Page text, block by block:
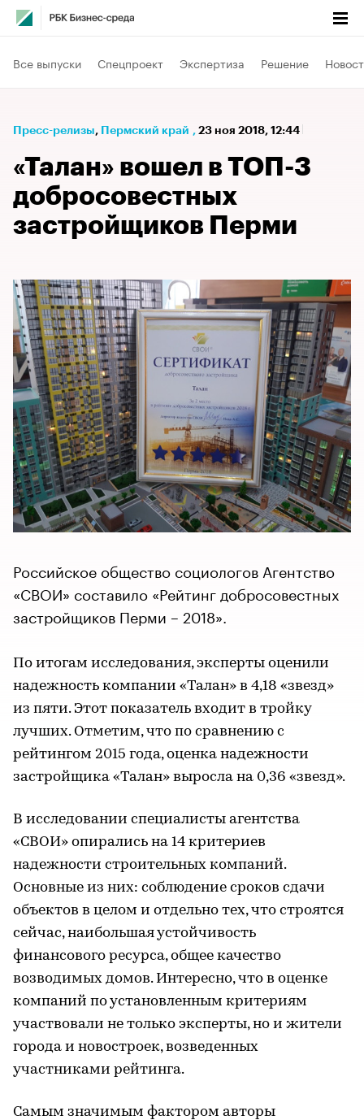
Все выпуски Спецпроект Экспертиза Решение
Пресс-релизы⁠, Пермский край , 23 ноя 2018, 12:44
«Талан» вошел в ТОП-3
добросовестных
застройщиков Перми
Российское общество социологов Агентство
«СВОИ» составило «Рейтинг добросовестных
застройщиков Перми – 2018».
По итогам исследования, эксперты оценили
надежность компании «Талан» в 4,18 «звезд»
из пяти. Этот показатель входит в тройку
лучших. Отметим, что по сравнению с
рейтингом 2015 года, оценка надежности
застройщика «Талан» выросла на 0,36 «звезд».
В исследовании специалисты агентства
«СВОИ» опирались на 14 критериев
надежности строительных компаний.
Основные из них: соблюдение сроков сдачи
объектов в целом и отдельно тех, что строятся
сейчас, наибольшая устойчивость
финансового ресурса, общее качество
возводимых домов. Интересно, что в оценке
компаний по установленным критериям
участвовали не только эксперты, но и жители
города и новостроек, возведенных
участниками рейтинга.
Самым значимым фактором авторы